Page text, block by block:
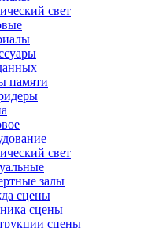
свет
памяти
свет
залы
сцены
сцены
сцены